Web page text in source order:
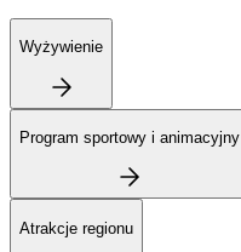
Wyżywienie
Program sportowy i animacyjny
Atrakcje regionu